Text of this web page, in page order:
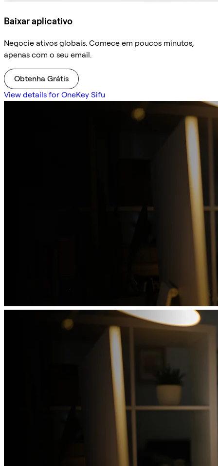
Baixar aplicativo
Negocie ativos globais. Comece em poucos minutos,
apenas com o seu email.
Obtenha Grátis
View details for OneKey Sifu